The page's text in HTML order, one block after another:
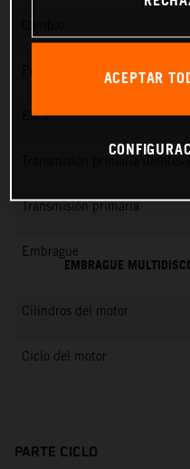
Preparación de la mezcla
EMS
Transmisión primaria
Embrague
EMBRAGUE
Cilindros del motor
Ciclo del motor
PARTE CICLO
ACEPTAR